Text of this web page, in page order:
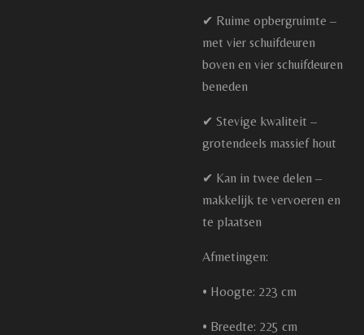
✔ Ruime opbergruimte –
met vier schuifdeuren
boven en vier schuifdeuren
beneden
✔ Stevige kwaliteit –
grotendeels massief hout
✔ Kan in twee delen –
makkelijk te vervoeren en
te plaatsen
Afmetingen:
• Hoogte: 223 cm
• Breedte: 225 cm